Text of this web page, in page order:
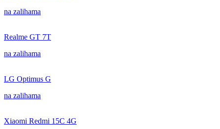
na zalihama
Realme GT 7T
na zalihama
LG Optimus G
na zalihama
Xiaomi Redmi 15C 4G